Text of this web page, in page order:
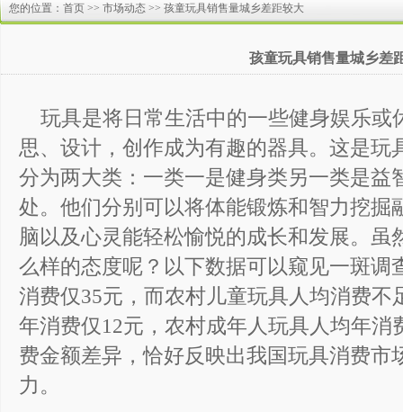
在线留言
您的位置： 首页 >> 市场动态 >> 孩童玩具销售量城乡差距较大
孩童玩具销售量城乡差
玩具是将日常生活中的一些健身娱乐或
思、设计，创作成为有趣的器具。这是玩
分为两大类：一类一是健身类另一类是益
处。他们分别可以将体能锻炼和智力挖掘
脑以及心灵能轻松愉悦的成长和发展。虽
么样的态度呢？以下数据可以窥见一斑调
消费仅35元，而农村儿童玩具人均消费不
年消费仅12元，农村成年人玩具人均年
费金额差异，恰好反映出我国玩具消费市
力。